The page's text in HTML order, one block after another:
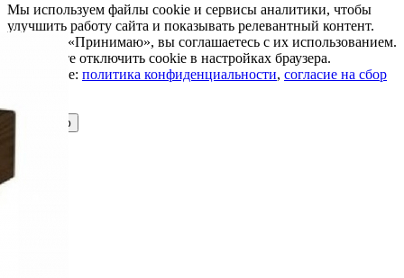
Мы используем файлы cookie и сервисы аналитики, чтобы
улучшить работу сайта и показывать релевантный контент.
Нажимая «Принимаю», вы соглашаетесь с их использованием.
Вы можете отключить cookie в настройках браузера.
Подробнее: политика конфиденциальности, согласие на сбор
Принимаю